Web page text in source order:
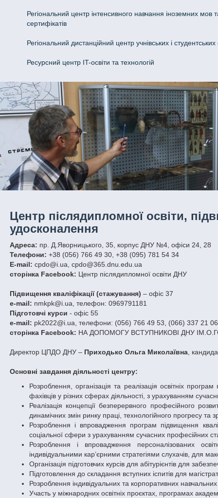
Регіональний центр інтенсивного навчання іноземних
сертифікатів
Регіональний дистанційний центр учнівських і студентських
Ресурсний центр IT-освіти та технологій
Центр післядипломної освіти,
удосконалення
Адреса: пр. Д.Яворницького, 35, корпус ДНУ №4, офіси 24, 28
Телефони: +38 (056) 766 49 30, +38 (095) 781 54 34
E-mail: cpdo@i.ua, cpdo@365.dnu.edu.ua
сторінка Facebook: Центр післядипломної освіти ДНУ
Підвищення кваліфікації (стажування) – офіс 37
е-mail: nmkpk@i.ua, телефон: 0969791181
Підготовчі курси - офіс 55
е-mail: pk2022@i.ua, телефони: (056) 766 49 53, (066) 337 21 06
сторінка Facebook: НА ДОПОМОГУ ВСТУПНИКОВІ ДНУ
Директор ЦПДО ДНУ – Приходько Ольга Миколаївна,
Основні завдання діяльності центру:
Розроблення, організація та реалізація освітніх
фахівців у різних сферах діяльності, з урахуванням
Реалізація концепції безперервного професійного
динамічних змін ринку праці, технологійного прогресу та
Розроблення і впровадження програм підвищення
соціальної сфери з урахуванням сучасних професійних
Розроблення і впровадження персоналізованих
індивідуальними кар’єрними стратегіями слухачів, для
Організація підготовчих курсів для абітурієнтів для
Підготовлення до складання вступних іспитів для
Розроблення індивідуальних та корпоративних
Участь у міжнародних освітніх проєктах, програмах